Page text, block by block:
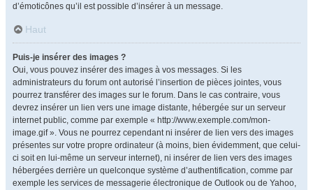
d’émoticônes qu’il est possible d’insérer à un message.
Haut
Puis-je insérer des images ?
Oui, vous pouvez insérer des images à vos messages. Si les
administrateurs du forum ont autorisé l’insertion de pièces jointes, vous
pourrez transférer des images sur le forum. Dans le cas contraire, vous
devrez insérer un lien vers une image distante, hébergée sur un serveur
internet public, comme par exemple « http://www.exemple.com/mon-
image.gif ». Vous ne pourrez cependant ni insérer de lien vers des images
présentes sur votre propre ordinateur (à moins, bien évidemment, que celui-
ci soit en lui-même un serveur internet), ni insérer de lien vers des images
hébergées derrière un quelconque système d’authentification, comme par
exemple les services de messagerie électronique de Outlook ou de Yahoo,